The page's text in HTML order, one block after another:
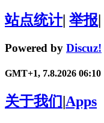
站点统计| 举报
Powered by Discuz!
GMT+1, 7.8.2026 06:10
关于我们|Apps